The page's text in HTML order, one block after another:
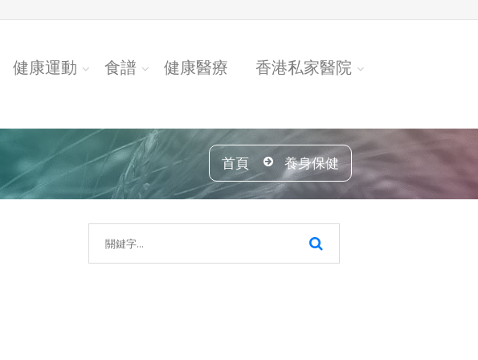
健康運動 食譜 健康醫療 香港私家醫院
首頁 養身保健